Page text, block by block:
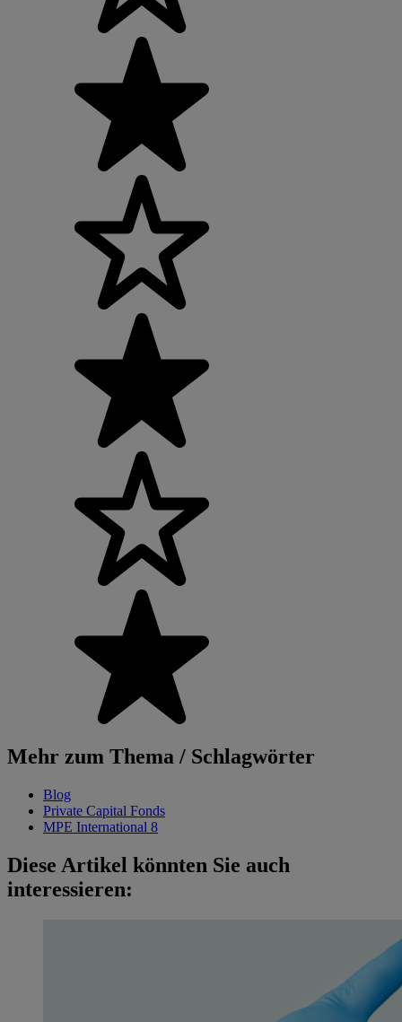
Mehr zum Thema / Schlagwörter
Blog
Private Capital Fonds
MPE International 8
Diese Artikel könnten Sie auch
interessieren: